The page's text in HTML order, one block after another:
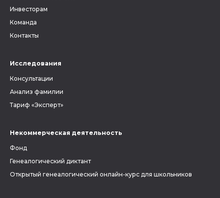
Инвесторам
Команда
Контакты
Исследования
Консультации
Анализ фамилии
Тариф «Эксперт»
Некоммерческая деятельность
Фонд
Генеалогический диктант
Открытый генеалогический онлайн-курс для школьников